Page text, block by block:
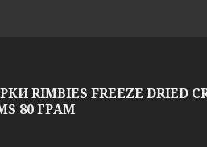
RIMBIES FREEZE DRIED
80 ГРАМ